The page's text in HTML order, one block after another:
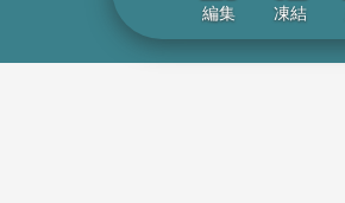
編集 凍結